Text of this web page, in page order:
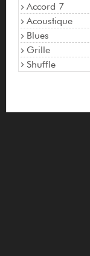
Accord 7
Acoustique
Blues
Grille
Shuffle